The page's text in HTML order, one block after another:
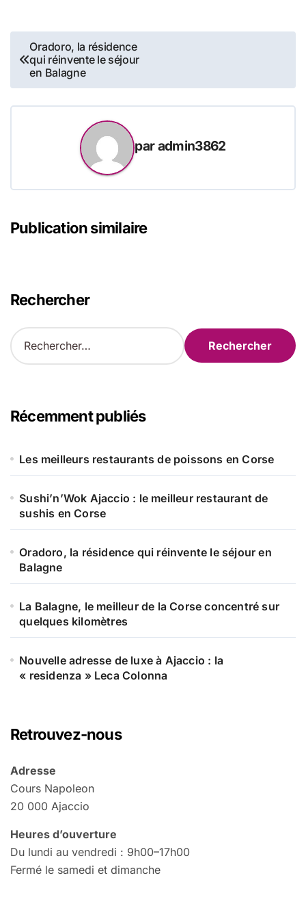
Navigation
de
l’article
Oradoro, la résidence
qui réinvente le séjour
en Balagne
paradmin3862
Publication similaire
Rechercher
R
e
r
c
e
:
Récemment publiés
Les meilleurs restaurants de poissons en Corse
Sushi’n’Wok Ajaccio : le meilleur restaurant de
sushis en Corse
Oradoro, la résidence qui réinvente le séjour en
Balagne
La Balagne, le meilleur de la Corse concentré sur
quelques kilomètres
Nouvelle adresse de luxe à Ajaccio : la
« residenza » Leca Colonna
Retrouvez-nous
Adresse
Cours Napoleon
20 000 Ajaccio
Heures d’ouverture
Du lundi au vendredi : 9h00–17h00
Fermé le samedi et dimanche